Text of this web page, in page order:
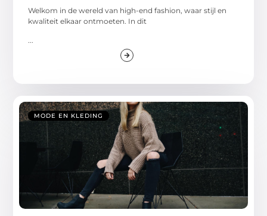
Welkom in de wereld van high-end fashion, waar stijl en
kwaliteit elkaar ontmoeten. In dit
...
MODE EN KLEDING